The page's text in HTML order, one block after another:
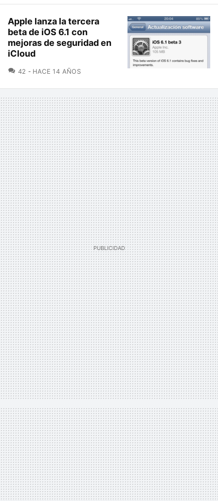
Apple lanza la tercera
beta de iOS 6.1 con
mejoras de seguridad en
iCloud
42 COMENTARIOS
HACE 14 AÑOS